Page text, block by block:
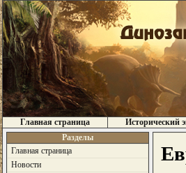
Главная страница Исторический
Разделы
Главная страница
Новости